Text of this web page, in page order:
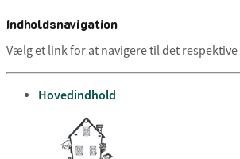
Indholdsnavigation
Vælg et link for at navigere til det
gå til
Hovedindhold